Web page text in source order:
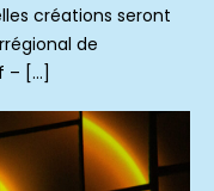
créations seront
de
– […]